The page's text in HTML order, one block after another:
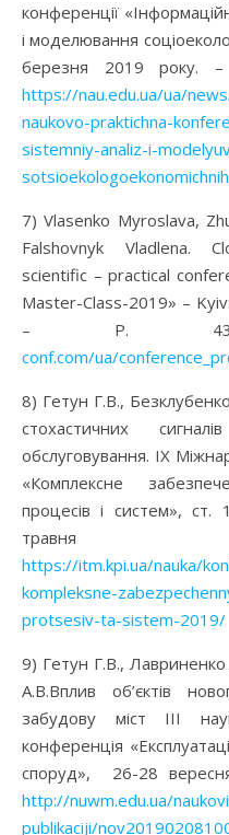
конференції
і моделювання
березня 2019 року.
https://nau.edu.ua/ua/
naukovo-praktichna-
sistemniy-analiz-i-
7) Vlasenko Myroslava,
Falshovnyk Vladlena.
scientific – practical
Master-Class-2019» –
– P.
conf.com/ua/
8) Гетун Г.В.,
стохастичних
обслуговування. IX
«Комплексне
процесів і систем»,
https://itm.kpi.ua/nauka/
kompleksne-
protsesiv-ta-sistem-2019/
9) Гетун Г.В., Лавриненко
А.В.Вплив об’єктів
забудову міст ІІІ
конференція
споруд», 26-28
http://nuwm.edu.ua/
publikaciji/